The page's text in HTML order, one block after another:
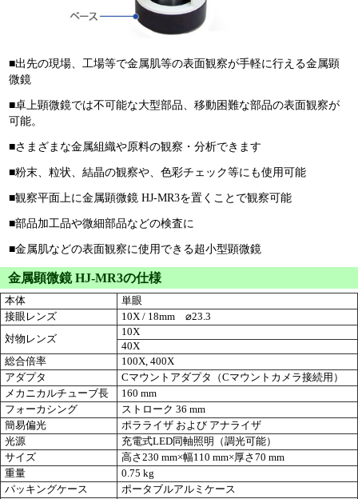
■出先の現場、工場等で金属肌等の表面観察が手軽に行える金属顕
微鏡
■卓上顕微鏡では不可能な大型部品、移動困難な部品の表面観察が
可能。
■さまざまな金属組織や原料の観察・分析できます
■粉末、粒状、結晶の観察や、色彩チェック等にも使用可能
■観察平面上に金属顕微鏡 HJ-MR3を置くことで観察可能
■部品加工品や微細部品などの検査に
■金属肌などの表面観察に使用できる超小型顕微鏡
金属顕微鏡 HJ-MR3の仕様
本体
単眼
接眼レンズ
10X / 18mm ⌀23.3
対物レンズ
10X
40X
総合倍率
100X, 400X
アダプタ
Cマウントアダプタ（Cマウントカメラ接続用）
メカニカルチューブ長
160 mm
フォーカシング
ストローク 36 mm
簡易偏光
ポラライザ および アナライザ
光源
充電式LED同軸照明（調光可能）
サイズ
高さ230 mm×幅110 mm×厚さ70 mm
重量
0.75 kg
パッキングケース
ポータブルアルミケース